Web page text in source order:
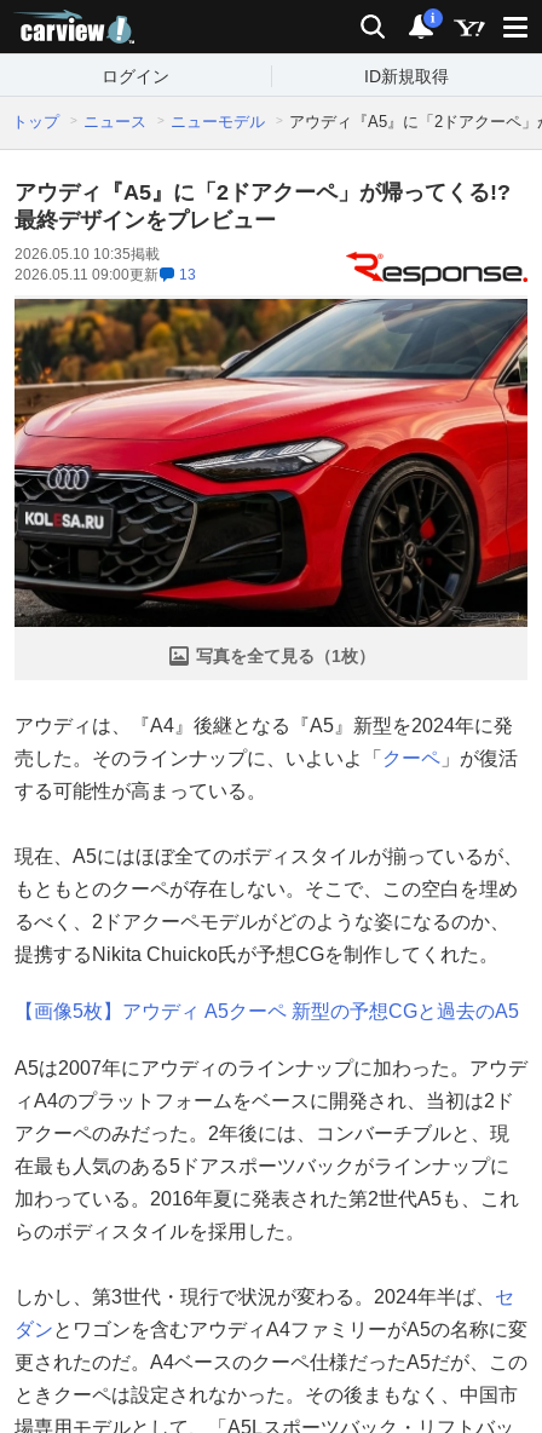
検索 通知
i
ログイン ID新規取得
トップ ニュース ニューモデル アウディ『A5』に「2ドアクーペ
アウディ『A5』に「2ドアクーペ」が帰ってくる!?
最終デザインをプレビュー
2026.05.10 10:35掲載
2026.05.11 09:00更新 13
写真を全て見る（1枚）
アウディは、『A4』後継となる『A5』新型を2024年に発
売した。そのラインナップに、いよいよ「 クーペ 」が復活
する可能性が高まっている。
現在、A5にはほぼ全てのボディスタイルが揃っているが、
もともとのクーペが存在しない。そこで、この空白を埋め
るべく、2ドアクーペモデルがどのような姿になるのか、
提携するNikita Chuicko氏が予想CGを制作してくれた。
【画像5枚】アウディ A5クーペ 新型の予想CGと過去のA5
A5は2007年にアウディのラインナップに加わった。アウデ
ィA4のプラットフォームをベースに開発され、当初は2ド
アクーペのみだった。2年後には、コンバーチブルと、現
在最も人気のある5ドアスポーツバックがラインナップに
加わっている。2016年夏に発表された第2世代A5も、これ
らのボディスタイルを採用した。
しかし、第3世代・現行で状況が変わる。2024年半ば、 セ
ダンとワゴンを含むアウディA4ファミリーがA5の名称に変
更されたのだ。A4ベースのクーペ仕様だったA5だが、この
ときクーペは設定されなかった。その後まもなく、中国市
場専用モデルとして、「A5Lスポーツバック・リフトバッ